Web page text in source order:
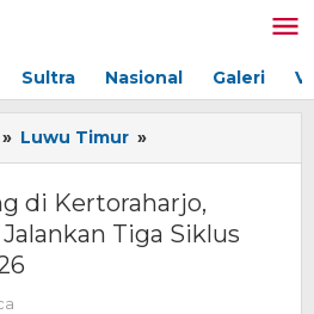
Sultra Nasional Galeri
» Luwu Timur »
Sipulung
Kertoraharjo,
Petani
di Kertoraharjo,
Tiga Siklus